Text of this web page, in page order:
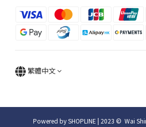
繁體中文
Powered by SHOPLINE | 2023 © Wai